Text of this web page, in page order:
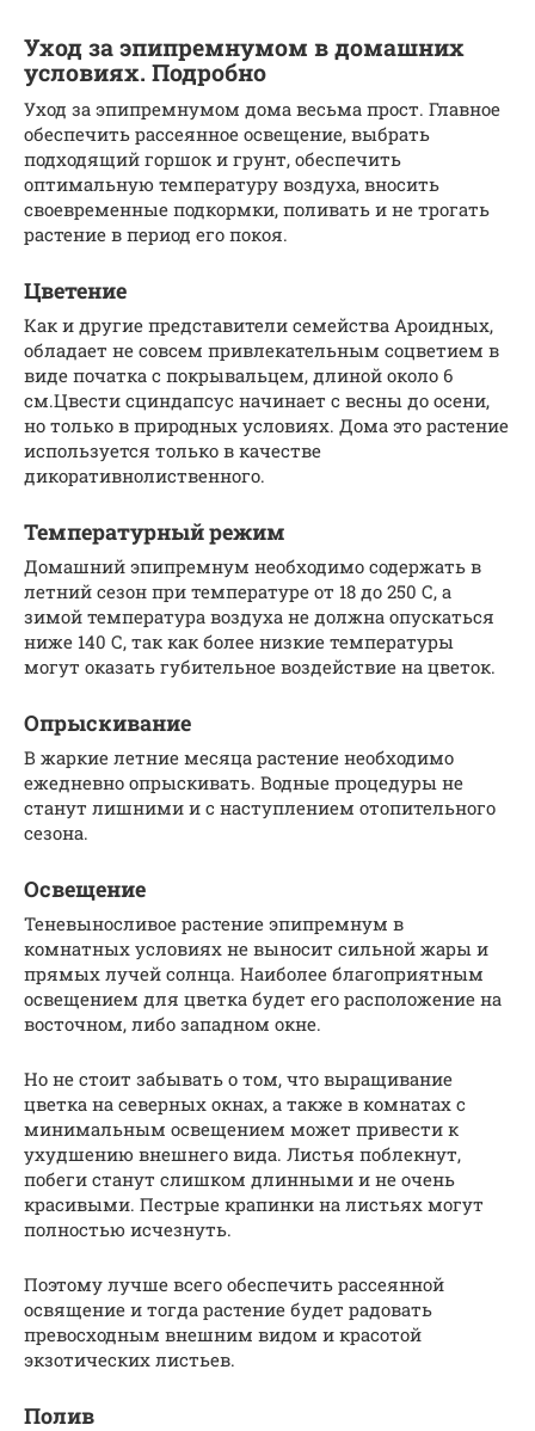
Уход за эпипремнумом в домашних
условиях. Подробно
Уход за эпипремнумом дома весьма прост. Главное
обеспечить рассеянное освещение, выбрать
подходящий горшок и грунт, обеспечить
оптимальную температуру воздуха, вносить
своевременные подкормки, поливать и не трогать
растение в период его покоя.
Цветение
Как и другие представители семейства Ароидных,
обладает не совсем привлекательным соцветием в
виде початка с покрывальцем, длиной около 6
см.Цвести сциндапсус начинает с весны до осени,
но только в природных условиях. Дома это растение
используется только в качестве
дикоративнолиственного.
Температурный режим
Домашний эпипремнум необходимо содержать в
летний сезон при температуре от 18 до 250 С, а
зимой температура воздуха не должна опускаться
ниже 140 С, так как более низкие температуры
могут оказать губительное воздействие на цветок.
Опрыскивание
В жаркие летние месяца растение необходимо
ежедневно опрыскивать. Водные процедуры не
станут лишними и с наступлением отопительного
сезона.
Освещение
Теневыносливое растение эпипремнум в
комнатных условиях не выносит сильной жары и
прямых лучей солнца. Наиболее благоприятным
освещением для цветка будет его расположение на
восточном, либо западном окне.
Но не стоит забывать о том, что выращивание
цветка на северных окнах, а также в комнатах с
минимальным освещением может привести к
ухудшению внешнего вида. Листья поблекнут,
побеги станут слишком длинными и не очень
красивыми. Пестрые крапинки на листьях могут
полностью исчезнуть.
Поэтому лучше всего обеспечить рассеянной
освящение и тогда растение будет радовать
превосходным внешним видом и красотой
экзотических листьев.
Полив